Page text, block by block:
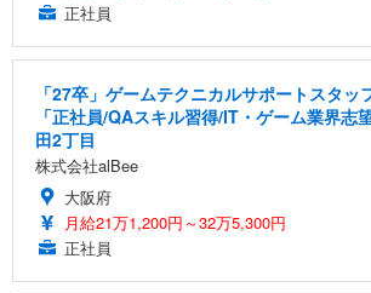
正社員
「27卒」ゲームテクニカルサポートスタッ
「正社員/QAスキル習得/IT・ゲーム業界志
田2丁目
株式会社alBee
大阪府
月給21万1,200円～32万5,300円
正社員